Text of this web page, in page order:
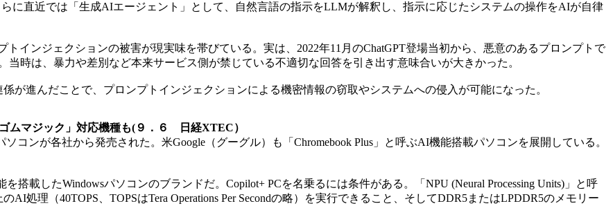
に直近では「生成AIエージェント」として、自然言語の指示をLLMが解釈し、指示に応じたシステムの操作をAIが自律
インジェクションの被害が現実味を帯びている。実は、2022年11月のChatGPT登場当初から、悪意のあるプロンプトで
時は、暴力や差別など本来サービス側が禁じている不適切な回答を引き出す意味合いが大きかった。
進んだことで、プロンプトインジェクションによる機密情報の窃取やシステムへの侵入が可能になった。
ムマジック」対応機種も(９．６ 日経XTEC）
コンが各社から発売された。米Google（グーグル）も「Chromebook Plus」と呼ぶAI機能搭載パソコンを展開している。
搭載したWindowsパソコンのブランドだ。Copilot+ PCを名乗るには条件がある。「NPU (Neural Processing Units)」と呼
処理（40TOPS、TOPSはTera Operations Per Secondの略）を実行できること、そしてDDR5またはLPDDR5のメモリー